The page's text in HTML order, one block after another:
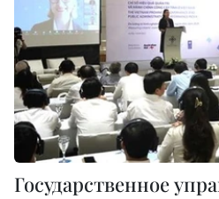
Государственное